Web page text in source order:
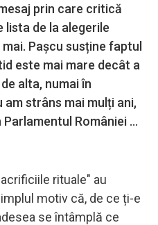
prin care critică
lista de la alegerile
Pașcu susține faptul
este mai mare decât a
alta, numai în
am strâns mai mulți ani,
României ...
rituale" au
motiv că, de ce ți-e
se întâmplă ce